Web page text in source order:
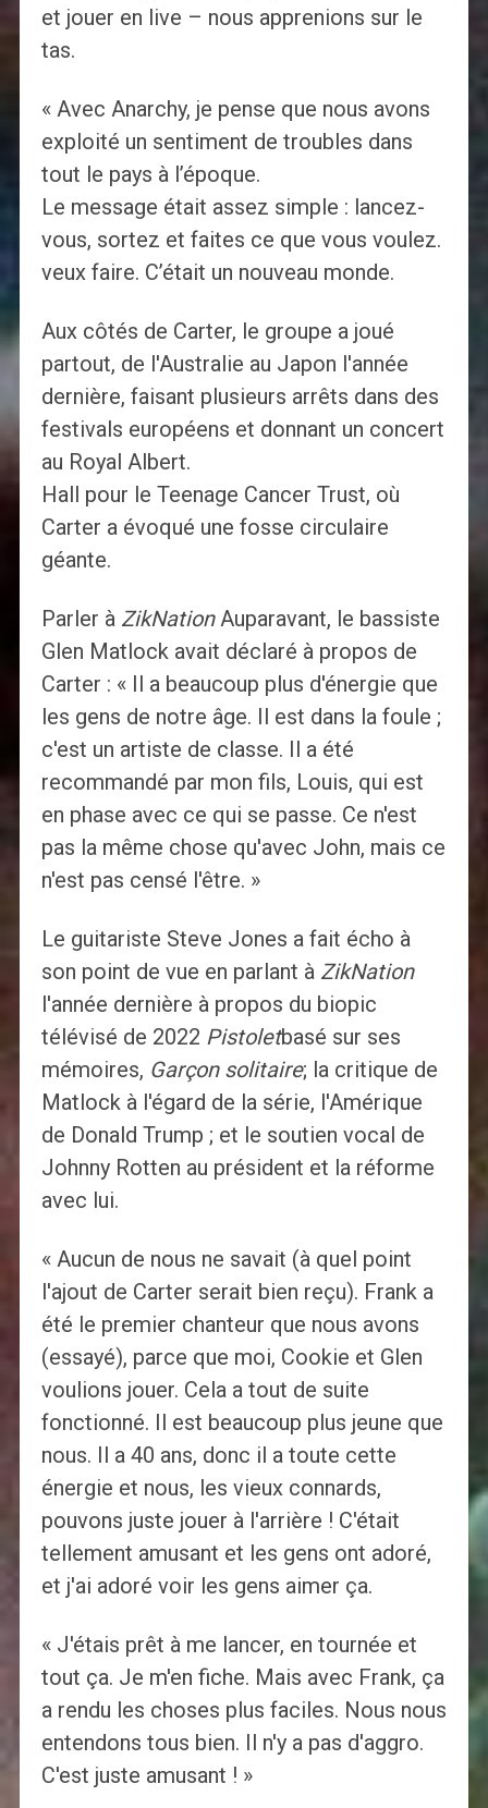
et jouer en live – nous apprenions sur le
tas.
« Avec Anarchy, je pense que nous avons
exploité un sentiment de troubles dans
tout le pays à l’époque.
Le message était assez simple : lancez-
vous, sortez et faites ce que vous voulez.
veux faire. C’était un nouveau monde.
Aux côtés de Carter, le groupe a joué
partout, de l'Australie au Japon l'année
dernière, faisant plusieurs arrêts dans des
festivals européens et donnant un concert
au Royal Albert.
Hall pour le Teenage Cancer Trust, où
Carter a évoqué une fosse circulaire
géante.
Parler à ZikNationAuparavant, le bassiste
Glen Matlock avait déclaré à propos de
Carter : « Il a beaucoup plus d'énergie que
les gens de notre âge. Il est dans la foule ;
c'est un artiste de classe. Il a été
recommandé par mon fils, Louis, qui est
en phase avec ce qui se passe. Ce n'est
pas la même chose qu'avec John, mais ce
n'est pas censé l'être. »
Le guitariste Steve Jones a fait écho à
son point de vue en parlant à ZikNation
l'année dernière à propos du biopic
télévisé de 2022 Pistoletbasé sur ses
mémoires, Garçon solitaire; la critique de
Matlock à l'égard de la série, l'Amérique
de Donald Trump ; et le soutien vocal de
Johnny Rotten au président et la réforme
avec lui.
« Aucun de nous ne savait (à quel point
l'ajout de Carter serait bien reçu). Frank a
été le premier chanteur que nous avons
(essayé), parce que moi, Cookie et Glen
voulions jouer. Cela a tout de suite
fonctionné. Il est beaucoup plus jeune que
nous. Il a 40 ans, donc il a toute cette
énergie et nous, les vieux connards,
pouvons juste jouer à l'arrière ! C'était
tellement amusant et les gens ont adoré,
et j'ai adoré voir les gens aimer ça.
« J'étais prêt à me lancer, en tournée et
tout ça. Je m'en fiche. Mais avec Frank, ça
a rendu les choses plus faciles. Nous nous
entendons tous bien. Il n'y a pas d'aggro.
C'est juste amusant ! »